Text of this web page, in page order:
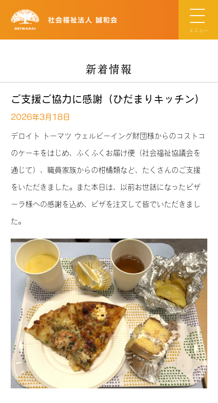
メニュー
新着情報
ご支援ご協力に感謝（ひだまりキッチン）
2026年3月18日
デロイト トーマツ ウェルビーイング財団様からのコストコ
のケーキをはじめ、ふくふくお届け便（社会福祉協議会を
通じて）、職員家族からの柑橘類など、たくさんのご支援
をいただきました。また本日は、以前お世話になったピザ
ーラ様への感謝を込め、ピザを注文して皆でいただきまし
た。